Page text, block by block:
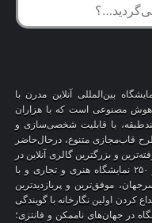
بین‌المللی آنلاین مدرن با
هوش مصنوعی است که با هزاران
با قابلیت شخصی‌سازی و
قاب‌مجازی متنوع، درحال‌حاضر
و بزرگترین گالری آنلاین در
کل جهان می‌باشد، که باتجربهٔ برگزاری بیش از ۲۵۰ نمایشگاه هنری و تجاری و با
موفق‌ترین و پربازدیدترین
کردن اولین نگارخانه با گویندگی
در جهان‌های ناممکن و فانتزی؛